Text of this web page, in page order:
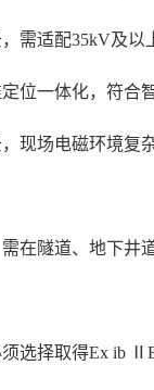
需适配35kV及
位一体化，符合
现场电磁环境
在隧道、地下井
选择取得Ex ib